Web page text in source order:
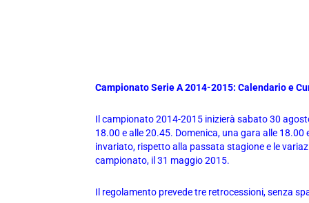
Campionato Serie A 2014-2015: Calendario e
Il campionato 2014-2015 inizierà sabato 30
18.00 e alle 20.45. Domenica, una gara alle
invariato, rispetto alla passata stagione e le
campionato, il 31 maggio 2015.
Il regolamento prevede tre retrocessioni, senza